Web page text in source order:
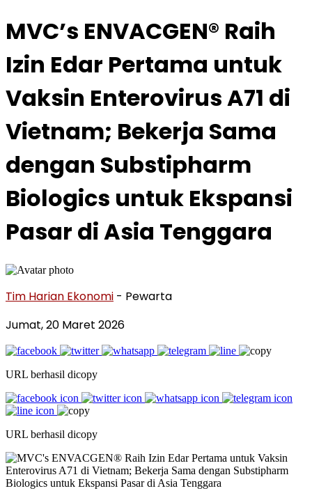
MVC’s ENVACGEN® Raih
Izin Edar Pertama untuk
Vaksin Enterovirus A71 di
Vietnam; Bekerja Sama
dengan Substipharm
Biologics untuk Ekspansi
Pasar di Asia Tenggara
Tim Harian Ekonomi - Pewarta
Jumat, 20 Maret 2026
URL berhasil dicopy
URL berhasil dicopy